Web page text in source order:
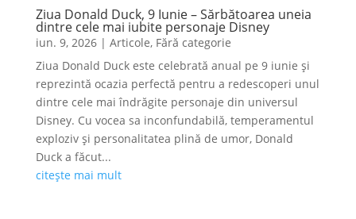
Ziua Donald Duck, 9 Iunie – Sărbătoarea uneia
dintre cele mai iubite personaje Disney
iun. 9, 2026| Articole, Fără categorie
Ziua Donald Duck este celebrată anual pe 9 iunie și
reprezintă ocazia perfectă pentru a redescoperi unul
dintre cele mai îndrăgite personaje din universul
Disney. Cu vocea sa inconfundabilă, temperamentul
exploziv și personalitatea plină de umor, Donald
Duck a făcut...
citește mai mult